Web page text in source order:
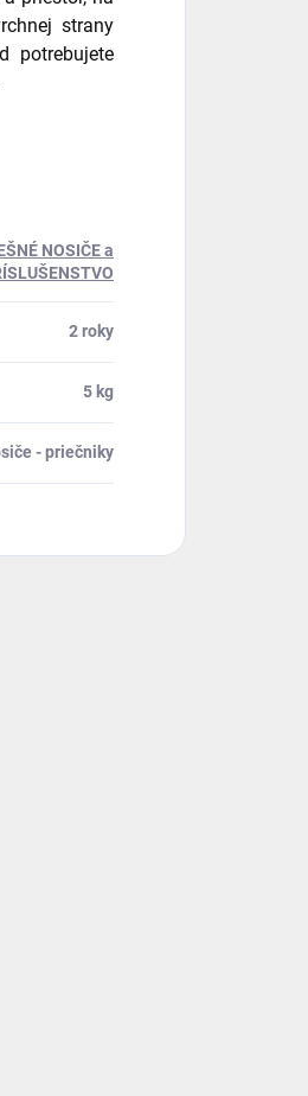
strany
potrebujete
NOSIČE a
2 roky
5 kg
- priečniky